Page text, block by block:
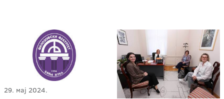
29. мај 2024.